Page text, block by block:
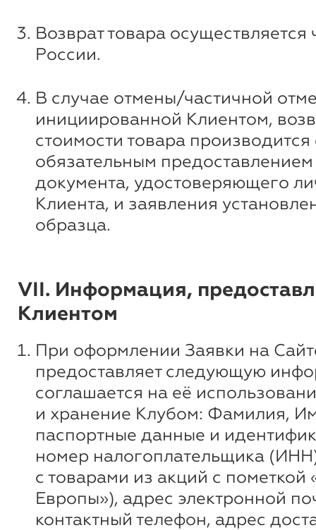
Возврат товара осуществляется
России.
В случае отмены/частичной
инициированной Клиентом,
стоимости товара производится
обязательным
документа, удостоверяющего
Клиента, и заявления
образца.
VII. Информация,
Клиентом
При оформлении Заявки на
предоставляет следующую
соглашается на её
и хранение Клубом: Фамилия,
паспортные данные и
номер налогоплательщика
с товарами из акций с пометкой
Европы»), адрес электронной
контактный телефон, адрес